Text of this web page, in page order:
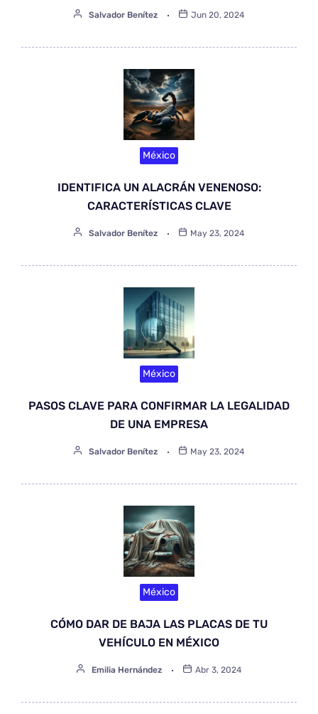
Salvador Benítez Jun 20, 2024
México
IDENTIFICA UN ALACRÁN VENENOSO:
CARACTERÍSTICAS CLAVE
Salvador Benítez May 23, 2024
México
PASOS CLAVE PARA CONFIRMAR LA LEGALIDAD
DE UNA EMPRESA
Salvador Benítez May 23, 2024
México
CÓMO DAR DE BAJA LAS PLACAS DE TU
VEHÍCULO EN MÉXICO
Emilia Hernández Abr 3, 2024